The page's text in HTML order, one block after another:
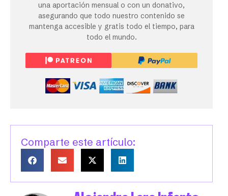
una aportación mensual o con un donativo,
asegurando que todo nuestro contenido se
mantenga accesible y gratis todo el tiempo, para
todo el mundo.
Comparte este artículo: